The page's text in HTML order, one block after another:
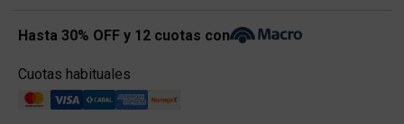
Hasta 30% OFF y 12 cuotas con
Cuotas habituales